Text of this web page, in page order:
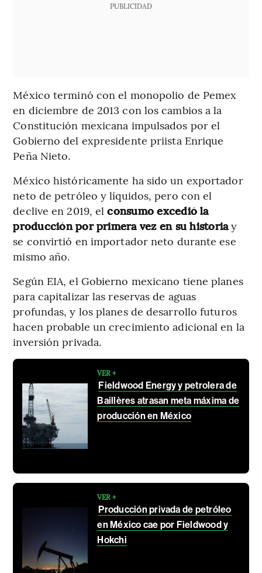
PUBLICIDAD
México terminó con el monopolio de Pemex
en diciembre de 2013 con los cambios a la
Constitución mexicana impulsados por el
Gobierno del expresidente priista Enrique
Peña Nieto.
México históricamente ha sido un exportador
neto de petróleo y líquidos, pero con el
declive en 2019, elconsumo excedió la
producción por primera vez en su historiay
se convirtió en importador neto durante ese
mismo año.
Según EIA, el Gobierno mexicano tiene planes
para capitalizar las reservas de aguas
profundas, y los planes de desarrollo futuros
hacen probable un crecimiento adicional en la
inversión privada.
VER +
Fieldwood Energy y petrolera de
Baillères atrasan meta máxima de
producción en México
VER +
Producción privada de petróleo
en México cae por Fieldwood y
Hokchi